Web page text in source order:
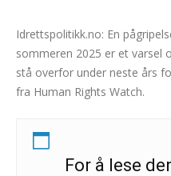
Idrettspolitikk.no: En
sommeren 2025 er et varsel
stå overfor under neste års
fra Human Rights Watch.
For å lese